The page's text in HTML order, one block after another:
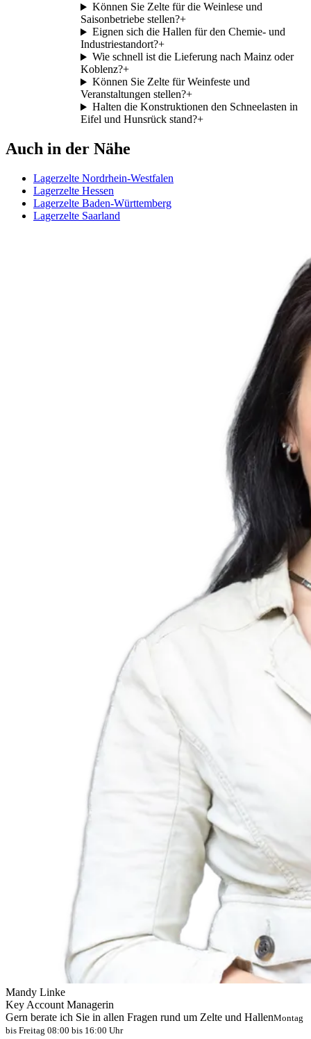
Können Sie Zelte für die Weinlese und
Saisonbetriebe stellen?+
Eignen sich die Hallen für den Chemie- und
Industriestandort?+
Wie schnell ist die Lieferung nach Mainz oder
Koblenz?+
Können Sie Zelte für Weinfeste und
Veranstaltungen stellen?+
Halten die Konstruktionen den Schneelasten in
Eifel und Hunsrück stand?+
Auch in der Nähe
Lagerzelte Nordrhein-Westfalen
Lagerzelte Hessen
Lagerzelte Baden-Württemberg
Lagerzelte Saarland
Mandy Linke
Key Account Managerin
Gern berate ich Sie in allen Fragen rund um Zelte und HallenMontag
bis Freitag 08:00 bis 16:00 Uhr